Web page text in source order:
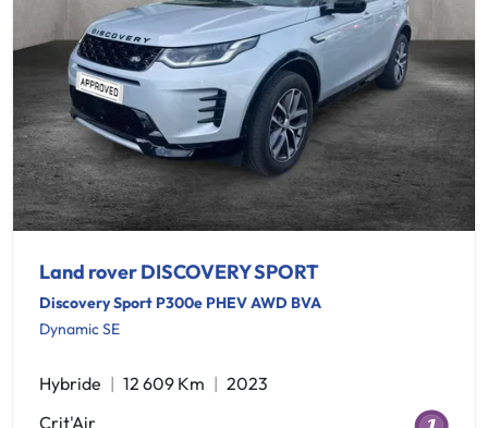
Land rover DISCOVERY SPORT
Discovery Sport P300e PHEV AWD BVA
Dynamic SE
Hybride 12 609 Km
2023
Crit'Air